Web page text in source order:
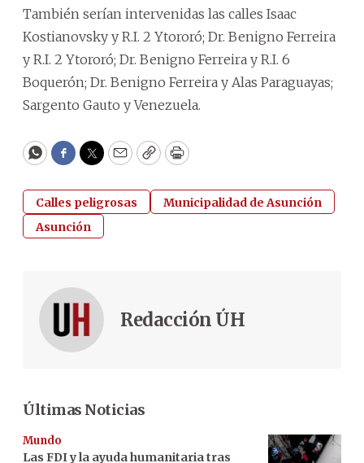
También serían intervenidas las calles Isaac
Kostianovsky y R.I. 2 Ytororó; Dr. Benigno Ferreira
y R.I. 2 Ytororó; Dr. Benigno Ferreira y R.I. 6
Boquerón; Dr. Benigno Ferreira y Alas Paraguayas;
Sargento Gauto y Venezuela.
WhatsApp
Facebook
Twitter
EmailCopyPrint
Calles peligrosas
Municipalidad de Asunción
Asunción
Redacción ÚH
Últimas Noticias
Mundo
Las FDI y la ayuda humanitaria tras